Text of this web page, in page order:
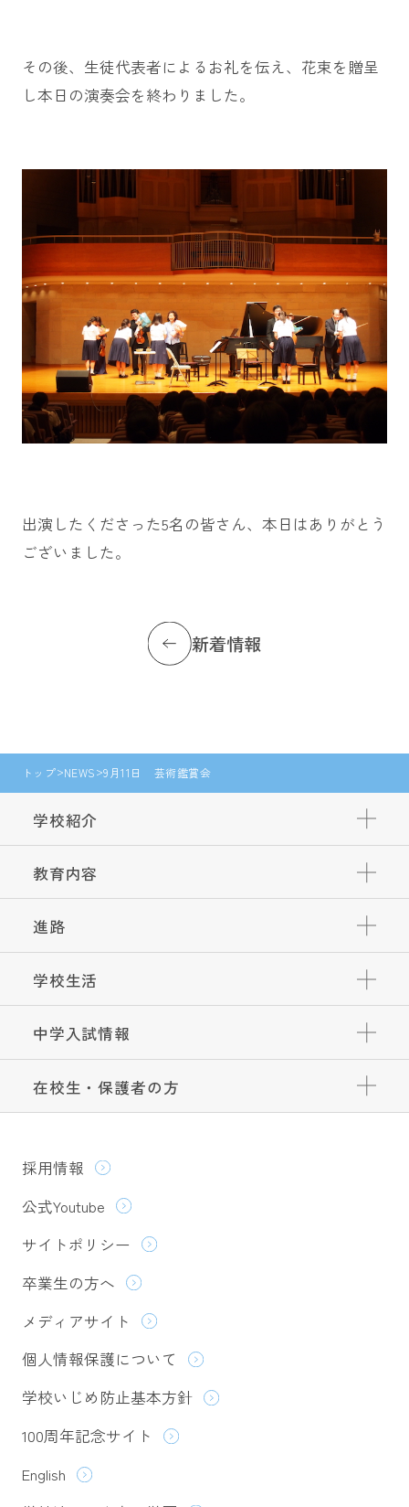
その後、生徒代表者によるお礼を伝え、花束を贈呈
し本日の演奏会を終わりました。
出演したくださった5名の皆さん、本日はありがとう
ございました。
新着情報
トップ NEWS 9月11日 芸術鑑賞会
学校紹介
教育内容
進路
学校生活
中学入試情報
在校生・保護者の方
採用情報
公式Youtube
サイトポリシー
卒業生の方へ
メディアサイト
個人情報保護について
学校いじめ防止基本方針
100周年記念サイト
English